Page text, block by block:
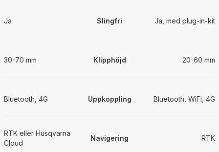
Ja Slingfri Ja, med plug-in-kit
30-70 mm Klipphöjd 20-60 mm
Bluetooth, 4G Uppkoppling Bluetooth, WiFi, 4G
RTK eller Husqvarna
Cloud
Navigering RTK